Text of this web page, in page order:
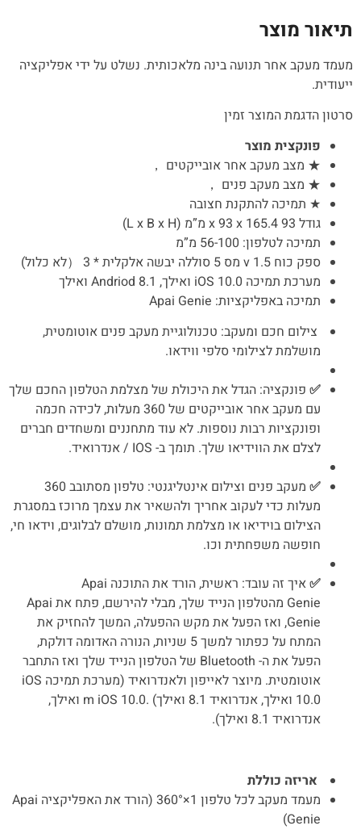
תיאור מוצר
מעמד מעקב אחר תנועה בינה מלאכותית. נשלט על ידי אפליקציה
ייעודית.
סרטון הדגמת המוצר זמין
פונקצית מוצר
★ מצב מעקב אחר אובייקטים ，
★ מצב מעקב פנים ，
★ תמיכה להתקנת חצובה
גודל 93 x 93 x 165.4 מ”מ (L x B x H)
תמיכה לטלפון: 56-100 מ”מ
ספק כוח 1.5 v מס 5 סוללה יבשה אלקלית * 3 （לא כלול)
מערכת תמיכה iOS 10.0 ואילך, Andriod 8.1 ואילך
תמיכה באפליקציות: Apai Genie
צילום חכם ומעקב: טכנולוגיית מעקב פנים אוטומטית,
מושלמת לצילומי סלפי ווידאו.
✅ פונקציה: הגדל את היכולת של מצלמת הטלפון החכם שלך
עם מעקב אחר אובייקטים של 360 מעלות, לכידה חכמה
ופונקציות רבות נוספות. לא עוד מתחננים ומשחדים חברים
לצלם את הווידיאו שלך. תומך ב- IOS / אנדרואיד.
✅
מעקב פנים וצילום אינטליגנטי: טלפון מסתובב 360
מעלות כדי לעקוב אחריך ולהשאיר את עצמך מרוכז במסגרת
הצילום בוידיאו או מצלמת תמונות, מושלם לבלוגים, וידאו חי,
חופשה משפחתית וכו.
✅
איך זה עובד: ראשית, הורד את התוכנה Apai
Genie מהטלפון הנייד שלך, מבלי להירשם, פתח את Apai
Genie, ואז הפעל את מקש ההפעלה, המשך להחזיק את
המתח על כפתור למשך 5 שניות, הנורה האדומה דולקת,
הפעל את ה- Bluetooth של הטלפון הנייד שלך ואז התחבר
אוטומטית. מיוצר לאייפון ולאנדרואיד (מערכת תמיכה iOS
10.0 ואילך, אנדרואיד 8.1 ואילך) .m iOS 10.0 ואילך,
אנדרואיד 8.1 ואילך).
אריזה כוללת
מעמד מעקב לכל טלפון 1×360° (הורד את האפליקציה Apai
Genie)